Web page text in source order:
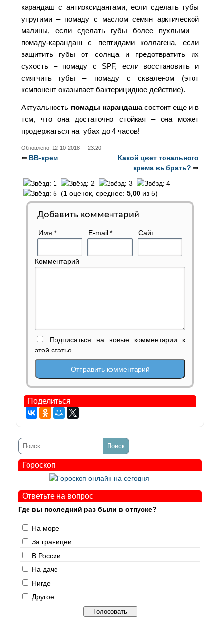
карандаш с антиоксидантами, если сделать губы
упругими – помаду с маслом семян арктической
малины, если сделать губы более пухлыми –
помаду-карандаш с пептидами коллагена, если
защитить губы от солнца и предотвратить их
сухость – помаду с SPF, если восстановить и
смягчить губы – помаду с скваленом (этот
компонент оказывает бактерицидное действие).
Актуальность помады-карандашасостоит еще и в
том, что она достаточно стойкая – она может
продержаться на губах до 4 часов!
Обновлено: 12-10-2018 — 23:20
⇐ BB-крем
Какой цвет тонального
крема выбрать? ⇒
(1 оценок, среднее:5,00 из 5)
Добавить комментарий
Имя* E-mail* Сайт
Комментарий
Подписаться на новые комментарии к
этой статье
Поделиться
Гороскоп
Ответьте на вопрос
Где вы последний раз были в отпуске?
На море
За границей
В России
На даче
Нигде
Другое